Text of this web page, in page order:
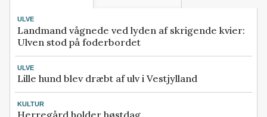
ULVE
Landmand vågnede ved lyden af skrigende kvier:
Ulven stod på foderbordet
ULVE
Lille hund blev dræbt af ulv i Vestjylland
KULTUR